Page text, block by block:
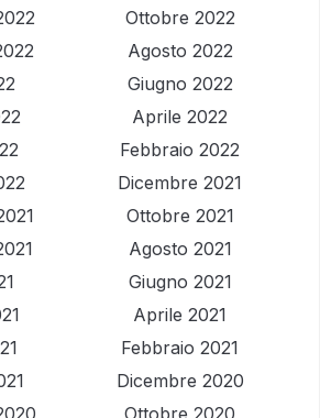
Ottobre 2022
Agosto 2022
Giugno 2022
Aprile 2022
Febbraio 2022
Dicembre 2021
Ottobre 2021
Agosto 2021
Giugno 2021
Aprile 2021
Febbraio 2021
Dicembre 2020
Ottobre 2020